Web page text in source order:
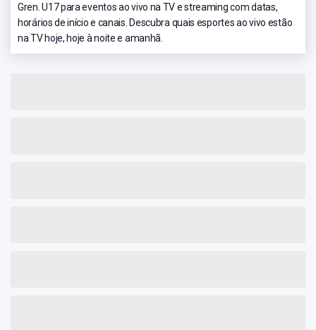
Gren. U17 para eventos ao vivo na TV e streaming com datas,
horários de início e canais. Descubra quais esportes ao vivo estão
na TV hoje, hoje à noite e amanhã.